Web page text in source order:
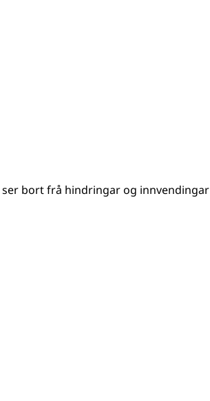
ser bort frå hindringar og innvendingar